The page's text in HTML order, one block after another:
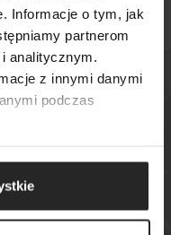
Informacje o tym, jak
partnerom
analitycznym.
z innymi danymi
podczas
SZUKAJ